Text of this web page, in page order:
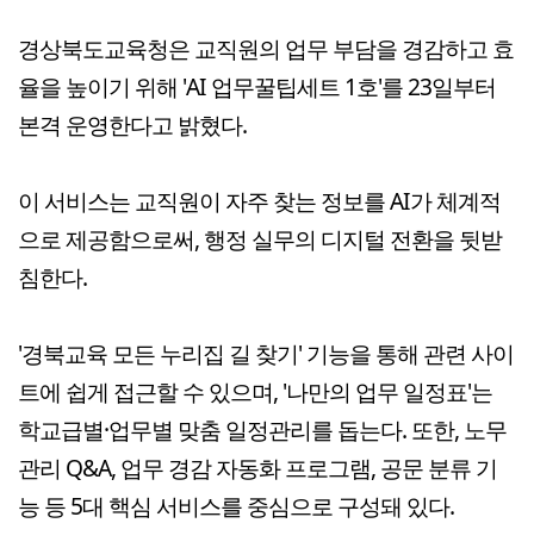
경상북도교육청은 교직원의 업무 부담을 경감하고 효
율을 높이기 위해 'AI 업무꿀팁세트 1호'를 23일부터
본격 운영한다고 밝혔다.
이 서비스는 교직원이 자주 찾는 정보를 AI가 체계적
으로 제공함으로써, 행정 실무의 디지털 전환을 뒷받
침한다.
'경북교육 모든 누리집 길 찾기' 기능을 통해 관련 사이
트에 쉽게 접근할 수 있으며, '나만의 업무 일정표'는
학교급별·업무별 맞춤 일정관리를 돕는다. 또한, 노무
관리 Q&A, 업무 경감 자동화 프로그램, 공문 분류 기
능 등 5대 핵심 서비스를 중심으로 구성돼 있다.